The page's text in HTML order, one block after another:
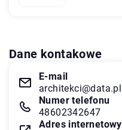
Dane kontakowe
E-mail
architekci@data.pl
Numer telefonu
48602342647
Adres internetowy